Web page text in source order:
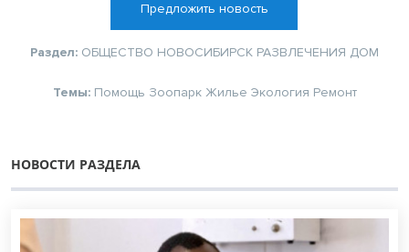
Предложить новость
Раздел: ОБЩЕСТВО НОВОСИБИРСК РАЗВЛЕЧЕНИЯ ДОМ
Темы: Помощь Зоопарк Жилье Экология Ремонт
НОВОСТИ РАЗДЕЛА